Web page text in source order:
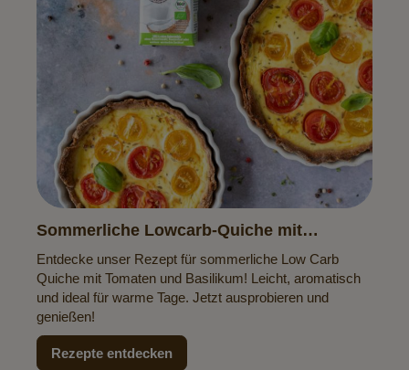
Sommerliche Lowcarb-Quiche mit
Entdecke unser Rezept für sommerliche Low Carb
Quiche mit Tomaten und Basilikum! Leicht, aromatisch
und ideal für warme Tage. Jetzt ausprobieren und
genießen!
Rezepte entdecken